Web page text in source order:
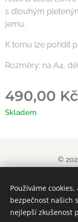
s dlouhým
jemu.
K tomu lze pořídit
Rozměry: na A4,
490,00 Kč
Skladem
©
Používáme
bezpečnost našich
nejlepší zkušenost